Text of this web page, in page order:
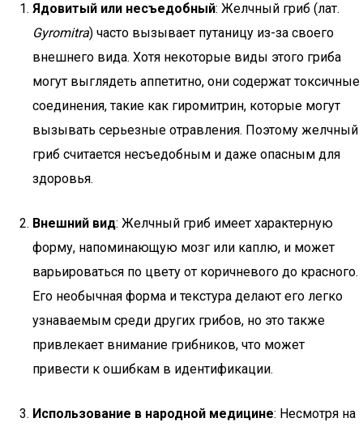
Ядовитый или несъедобный: Желчный гриб (лат.
Gyromitra) часто вызывает путаницу из-за своего
внешнего вида. Хотя некоторые виды этого гриба
могут выглядеть аппетитно, они содержат токсичные
соединения, такие как гиромитрин, которые могут
вызывать серьезные отравления. Поэтому желчный
гриб считается несъедобным и даже опасным для
здоровья.
Внешний вид: Желчный гриб имеет характерную
форму, напоминающую мозг или каплю, и может
варьироваться по цвету от коричневого до красного.
Его необычная форма и текстура делают его легко
узнаваемым среди других грибов, но это также
привлекает внимание грибников, что может
привести к ошибкам в идентификации.
Использование в народной медицине: Несмотря на